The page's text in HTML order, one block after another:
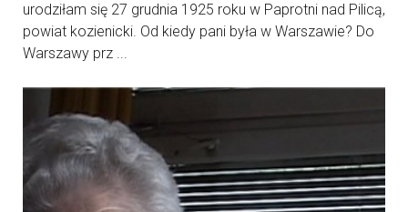
urodziłam się 27 grudnia 1925 roku w Paprotni nad Pilicą,
powiat kozienicki. Od kiedy pani była w Warszawie? Do
Warszawy prz ...